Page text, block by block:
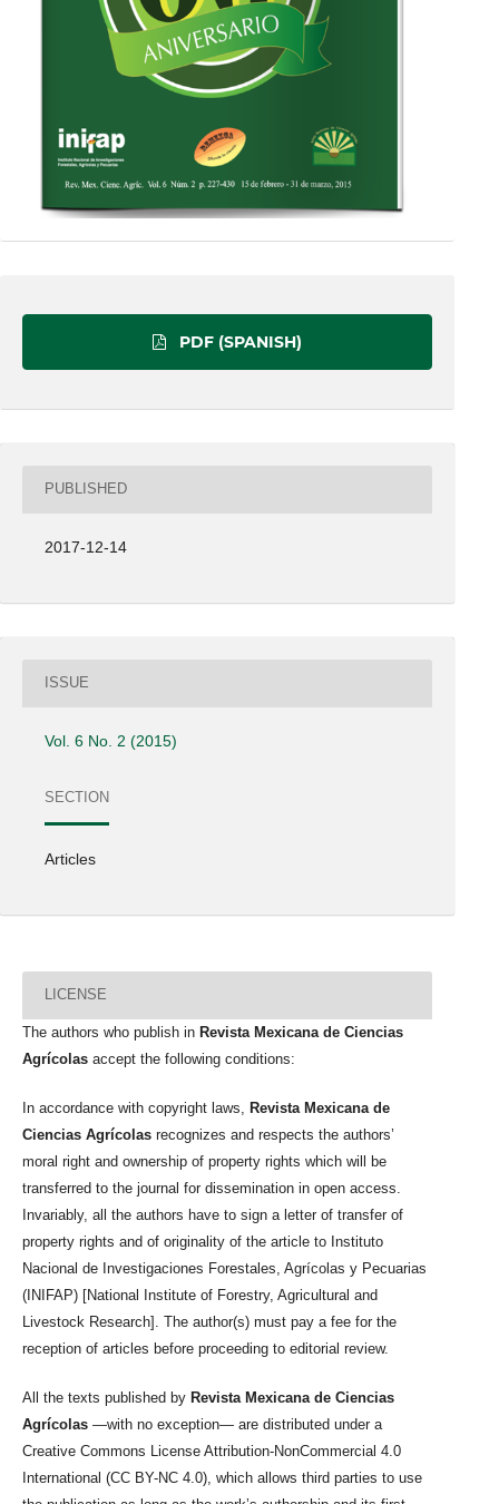
PDF (SPANISH)
PUBLISHED
2017-12-14
ISSUE
Vol. 6 No. 2 (2015)
SECTION
Articles
LICENSE
The authors who publish in Revista Mexicana de Ciencias
Agrícolas accept the following conditions:
In accordance with copyright laws,
Revista Mexicana de
Ciencias Agrícolas recognizes and respects the authors’
moral right and ownership of property rights which will be
transferred to the journal for dissemination in open access.
Invariably, all the authors have to sign a letter of transfer of
property rights and of originality of the article to Instituto
Nacional de Investigaciones Forestales, Agrícolas y Pecuarias
(INIFAP) [National Institute of Forestry, Agricultural and
Livestock Research]. The author(s) must pay a fee for the
reception of articles before proceeding to editorial review.
All the texts published by Revista Mexicana de Ciencias
Agrícolas —with no exception— are distributed under a
Creative Commons License Attribution-NonCommercial 4.0
International (CC BY-NC 4.0), which allows third parties to use